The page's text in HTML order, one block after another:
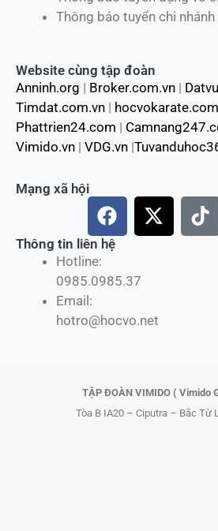
Thông báo tuyển chi
Website cùng tập đoàn
Anninh.org | Broker.com.vn |
Timdat.com.vn | hocvokarate.com
Phattrien24.com |
Vimido.vn | VDG.vn |
Hotline:
0985.0985.37
Email:
hotro@hocvo.net
Mạng xã hội
F
a
c
b
o
X
-
t
T
i
Thông tin liên hệ
TẬP ĐOÀN VIMIDO ( Vimido
Tòa B IA20 – Ciputra – Bắc Từ